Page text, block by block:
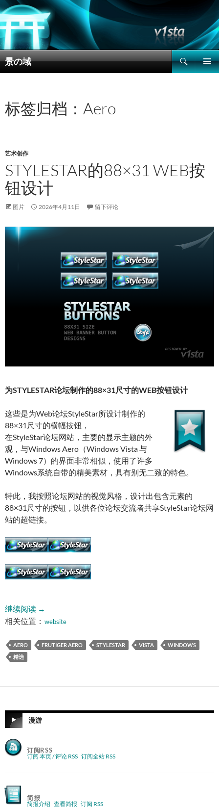
景の域
搜
索
文
标签归档：Aero
艺术创作
STYLESTAR的88×31 WEB按
钮设计
图片 2026年4月11日 留下评论
为STYLESTAR论坛制作的88×31尺寸的WEB按钮设计
这些是为Web论坛StyleStar所设计制作的
88×31尺寸的横幅按钮，
在StyleStar论坛网站，主要的显示主题的外
观，与Windows Aero（Windows Vista 与
Windows 7）的界面非常相似，使用了许多
Windows系统自带的精美素材，具有别无二致的特色。
特此，我按照论坛网站的视觉风格，设计出包含元素的
88×31尺寸的按钮，以供各位论坛交流者共享StyleStar论坛网
站的超链接。
继续阅读StyleStar的88×31 Web按钮设计
→
相关位置： website
AERO FRUTIGER AERO STYLESTAR VISTA
WINDOWS
精选
漫游
订阅RSS
订阅 本页 / 评论 RSS 订阅全站 RSS
简报
简报介绍 查看简报 订阅 RSS